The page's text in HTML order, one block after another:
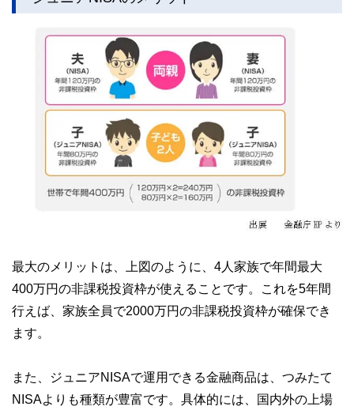
最大のメリットは、上図のように、4人家族で年間最大
400万円の非課税投資枠が使えることです。これを5年間
行えば、家族全員で2000万円の非課税投資枠が確保でき
ます。
また、ジュニアNISAで運用できる金融商品は、つみたて
NISAよりも種類が豊富です。具体的には、国内外の上場